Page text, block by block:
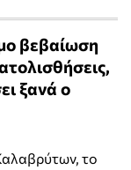
βεβαίωση
ξανά ο
το